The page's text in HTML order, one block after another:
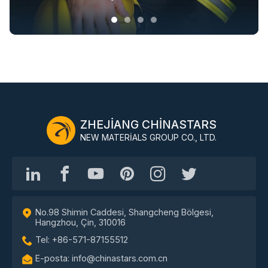
ZHEJIANG CHINASTARS
NEW MATERIALS GROUP CO., LTD.
No.98 Shimin Caddesi, Shangcheng Bölgesi,
Hangzhou, Çin, 310016
Tel: +86-571-87155512
E-posta: info@chinastars.com.cn